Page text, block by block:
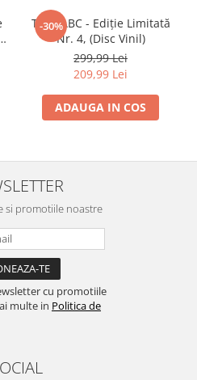
-30%
Tele7ABC - Ediție Limitată
Nr. 4, (Disc Vinil)
299,99 Lei
209,99 Lei
ADAUGA IN COS
si promotiile noastre
cu promotiile
multe in Politica de